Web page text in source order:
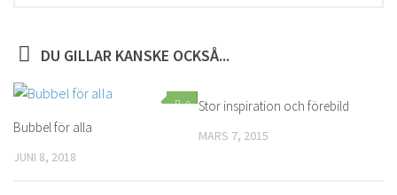
DU GILLAR KANSKE OCKSÅ...
0
Bubbel för alla
JUNI 8, 2018
Stor inspiration och förebild
MARS 7, 2015